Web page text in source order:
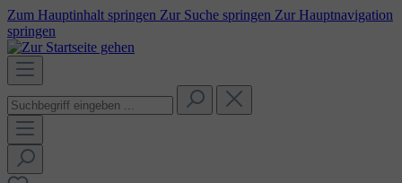
Zum Hauptinhalt springen Zur Suche springen Zur Hauptnavigation
springen